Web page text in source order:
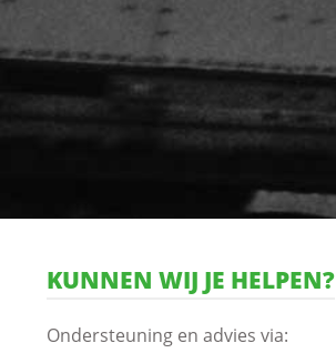
KUNNEN WIJ JE HELPEN?
Ondersteuning en advies via: